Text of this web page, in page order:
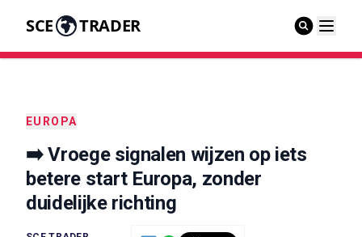
SCE TRADER
EUROPA
➡️ Vroege signalen wijzen op iets
betere start Europa, zonder
duidelijke richting